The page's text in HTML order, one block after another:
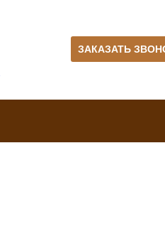
ЗАКАЗАТЬ